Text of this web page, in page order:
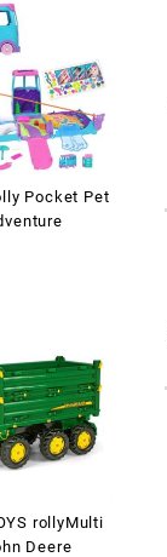
Pocket Pet
rollyMulti
Deere